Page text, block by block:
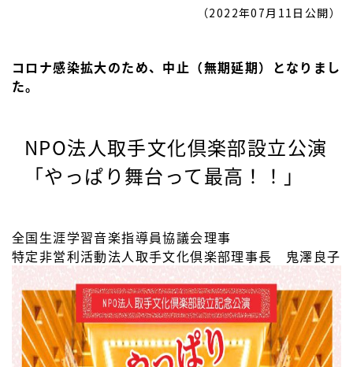
（2022年07月11日公開）
コロナ感染拡大のため、中止（無期延期）となりまし
た。
NPO法人取手文化倶楽部設立公演
「やっぱり舞台って最高！！」
全国生涯学習音楽指導員協議会理事
特定非営利活動法人取手文化倶楽部理事長 鬼澤良子